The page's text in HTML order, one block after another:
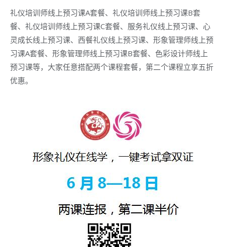
礼仪培训师线上预习课A套餐、礼仪培训师线上预习课B套
餐、礼仪培训师线上预习课C套餐、服务礼仪线上预习课、心
灵成长线上预习课、西餐礼仪线上预习课、形象管理师线上预
习课A套餐、形象管理师线上预习课B套餐、色彩设计师线上
预习课等，大家任意搭配两个课程套餐，第二个课程立享五折
优惠。